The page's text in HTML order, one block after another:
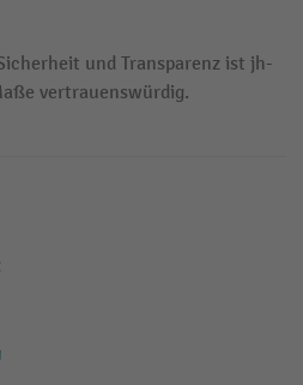
und Transparenz ist jh-
vertrauenswürdig.